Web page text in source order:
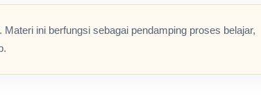
ini berfungsi sebagai pendamping proses belajar,